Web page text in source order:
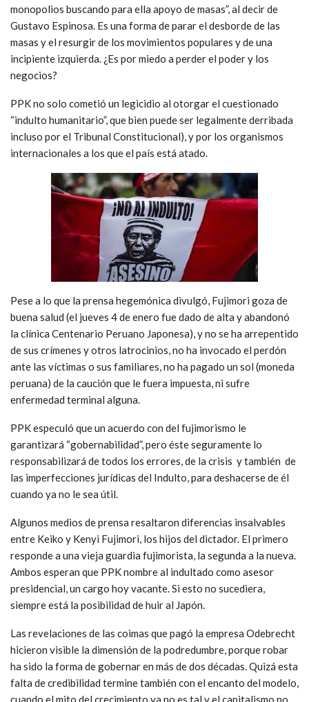
monopolios buscando para ella apoyo de masas”, al decir de
Gustavo Espinosa. Es una forma de parar el desborde de las
masas y el resurgir de los movimientos populares y de una
incipiente izquierda. ¿Es por miedo a perder el poder y los
negocios?
PPK no solo cometió un legicidio al otorgar el cuestionado
“indulto humanitario”, que bien puede ser legalmente derribada
incluso por el Tribunal Constitucional), y por los organismos
internacionales a los que el país está atado.
Pese a lo que la prensa hegemónica divulgó, Fujimori goza de
buena salud (el jueves 4 de enero fue dado de alta y abandonó
la clínica Centenario Peruano Japonesa), y no se ha arrepentido
de sus crímenes y otros latrocinios, no ha invocado el perdón
ante las víctimas o sus familiares, no ha pagado un sol (moneda
peruana) de la caución que le fuera impuesta, ni sufre
enfermedad terminal alguna.
PPK especuló que un acuerdo con del fujimorismo le
garantizará “gobernabilidad”, pero éste seguramente lo
responsabilizará de todos los errores, de la crisis y también de
las imperfecciones jurídicas del Indulto, para deshacerse de él
cuando ya no le sea útil.
Algunos medios de prensa resaltaron diferencias insalvables
entre Keiko y Kenyi Fujimori, los hijos del dictador. El primero
responde a una vieja guardia fujimorista, la segunda a la nueva.
Ambos esperan que PPK nombre al indultado como asesor
presidencial, un cargo hoy vacante. Si esto no sucediera,
siempre está la posibilidad de huir al Japón.
Las revelaciones de las coimas que pagó la empresa Odebrecht
hicieron visible la dimensión de la podredumbre, porque robar
ha sido la forma de gobernar en más de dos décadas. Quizá esta
falta de credibilidad termine también con el encanto del modelo,